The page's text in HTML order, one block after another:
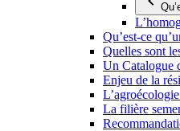
Qu’est-ce
Quelles sont
Un Catalogue
Enjeu de la
La filière